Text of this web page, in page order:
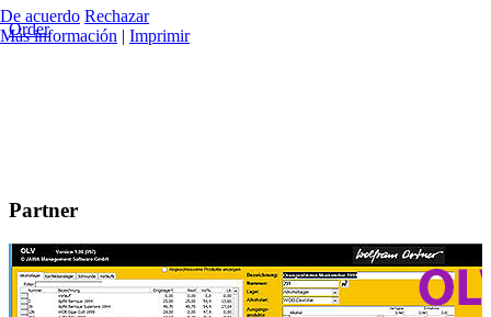
Order
Partner
De acuerdo Rechazar
Más información | Imprimir